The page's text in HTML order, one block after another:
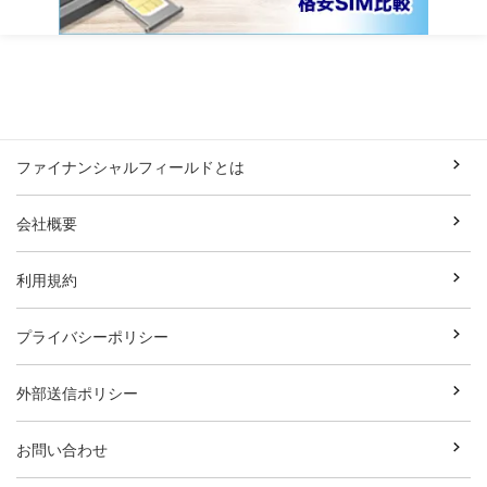
ファイナンシャルフィールドとは
会社概要
利用規約
プライバシーポリシー
外部送信ポリシー
お問い合わせ